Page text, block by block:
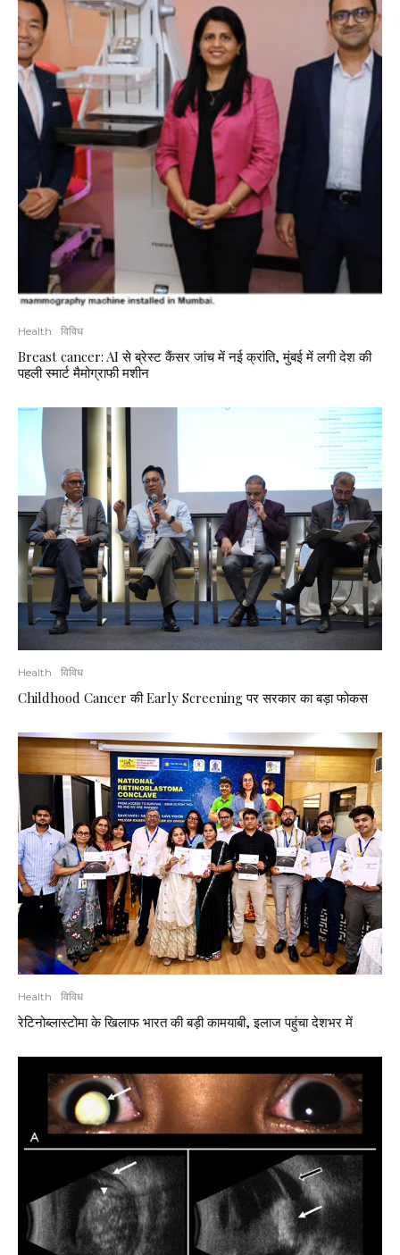
Health विविध
Breast cancer: AI से ब्रेस्ट कैंसर जांच में नई क्रांति, मुंबई में लगी देश की
पहली स्मार्ट मैमोग्राफी मशीन
Health विविध
Childhood Cancer की Early Screening पर सरकार का बड़ा फोकस
Health विविध
रेटिनोब्लास्टोमा के खिलाफ भारत की बड़ी कामयाबी, इलाज पहुंचा देशभर में